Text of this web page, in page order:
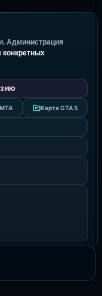
Администрация
конкретных
Карта GTA 5